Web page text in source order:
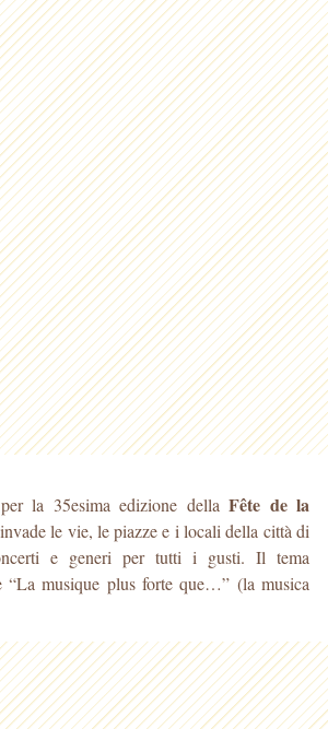
per la 35esima edizione dellaFête de la
le vie, le piazze e i locali della città di
e generi per tutti i gusti. Il tema
“La musique plus forte que…” (la musica